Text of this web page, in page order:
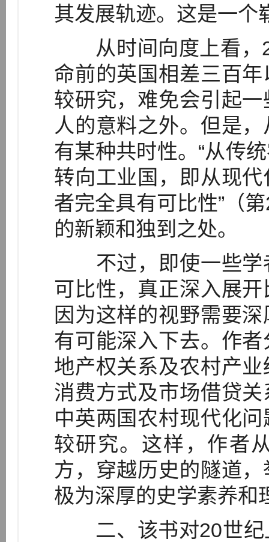
其发展轨迹。这是一个
从时间向度上看，
命前的英国相差三百
较研究，难免会引起
人的意料之外。但是
有某种共时性。“从传
转向工业国，即从现
者完全具有可比性”（
的新颖和独到之处。
不过，即使一些学
可比性，真正深入展
因为这样的视野需要
有可能深入下去。作
地产权关系及农村产
消费方式及市场借贷
中英两国农村现代化
较研究。这样，作者
方，穿越历史的隧道
极为深厚的史学素养和
二、该书对20世纪